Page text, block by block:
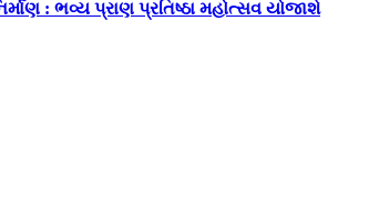
: ભવ્ય પ્રાણ પ્રતિષ્ઠા મહોત્સવ યોજાશે